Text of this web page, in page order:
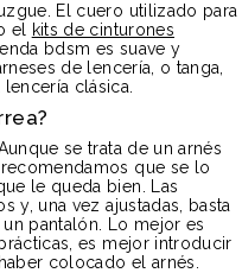
El cuero utilizado para
el
kits de cinturones
bdsm es suave y
de lencería, o tanga,
clásica.
se trata de un arnés
que se lo
le queda bien. Las
y, una vez ajustadas, basta
pantalón. Lo mejor es
es mejor introducir
colocado el arnés.